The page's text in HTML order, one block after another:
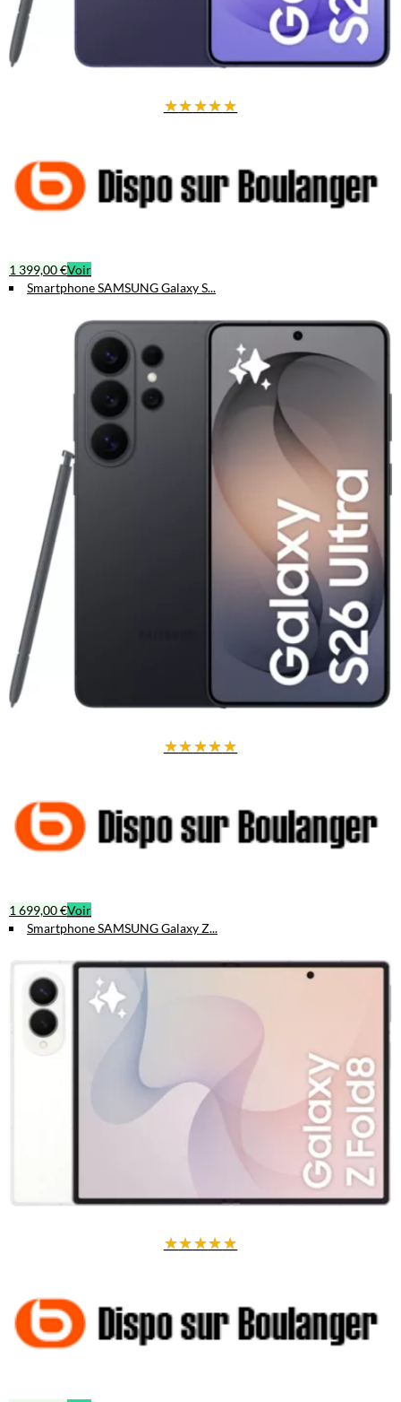
Caméra haute résolution
Connectivité 5G ultra-rapide
Optez pour le Samsung Galaxy S24 256 Go Noir et profitez d'un
256 Go, Chargeur Secteur Rapide 25W Inclus, Smartphone
déverrouillé, Noir, Version FR
ÉLÉGANCE INTEMPORELLE : Le
Galaxy S26 Ultra a été conçu pour durer, avec un cadre renforcé en
Aluminium Armor et un écran en verre Corning Gorilla Glass
Armor2. Résistant à l'eau, il vous suit dans tous les environnements¹ ²
³ DES PERFORMANCES BOOSTÉES PAR L'IA : Le processeur S...
1 199,00 €
270 €
Voir l'article
★★★★★
1 399,00 €Voir
Smartphone SAMSUNG Galaxy S...
★★★★★
1 699,00 €Voir
Smartphone SAMSUNG Galaxy Z...
★★★★★